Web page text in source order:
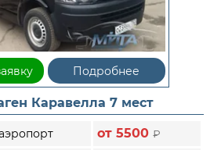
Подробнее
Каравелла 7 мест
от 5500₽